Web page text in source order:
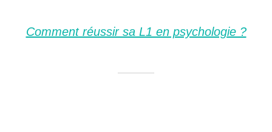
Comment réussir sa L1 en psychologie ?